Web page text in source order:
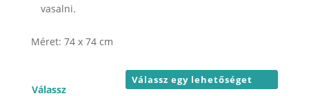
vasalni.
Méret: 74 x 74 cm
Válassz